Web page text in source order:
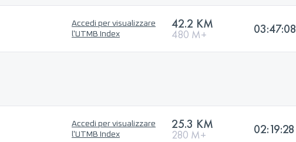
Accedi per visualizzare
l'UTMB Index
42.2 KM
480 M+ 03:47:08
Accedi per visualizzare
l'UTMB Index
25.3 KM
280 M+ 02:19:28